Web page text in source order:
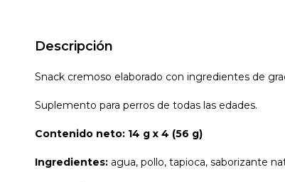
Descripción
Snack cremoso elaborado con ingredientes de
Suplemento para perros de todas las edades.
Contenido neto: 14 g x 4 (56 g)
Ingredientes: agua, pollo, tapioca, saborizante